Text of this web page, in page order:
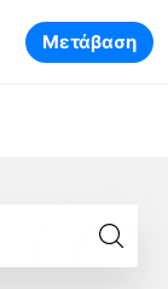
Μετάβαση